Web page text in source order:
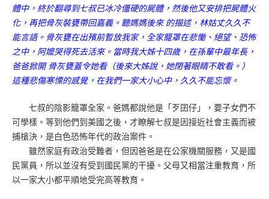
體中，終於翻尋到七叔已冰冷僵硬的屍體，然後他又安排把屍體火
化，再把骨灰裝甕帶回嘉義。聽媽媽後來 的描述，林姑丈久久不
能言語。骨灰甕在出殯前暫放我家，全家籠罩在悲慟、絕望、恐怖
之中，阿嬤哭得死去活來。當時我大姊十四歲，在孫輩中最年長，
爸爸掀開 骨灰甕蓋令她看（後來大姊說，她閉著眼睛不敢看。）
這種悲傷寒慄的感覺，在我們一家大小心中，久久不能忘懷。
七叔的陰影籠罩全家。爸媽都說他是「歹囝仔」，要子女們不
可學樣。等到他們到美國之後，才瞭解七叔是因接近社會主義而被
捕槍決，是白色恐怖年代的政治案件。
雖然家庭有政治受難者，但因爸爸是在公家機關服務，又是國
民黨員，所以並沒有受到國民黨的干擾。父母又相當注重教育，所
以一家大小都平順地受完高等教育。